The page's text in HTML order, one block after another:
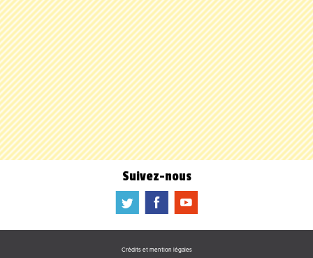
Suivez-nous
a b f
Crédits et mention légales